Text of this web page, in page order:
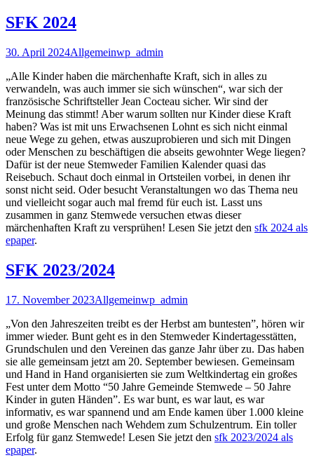
SFK 2024
30. April 2024Allgemeinwp_admin
„Alle Kinder haben die märchenhafte Kraft, sich in alles zu
verwandeln, was auch immer sie sich wünschen“, war sich der
französische Schriftsteller Jean Cocteau sicher. Wir sind der
Meinung das stimmt! Aber warum sollten nur Kinder diese Kraft
haben? Was ist mit uns Erwachsenen Lohnt es sich nicht einmal
neue Wege zu gehen, etwas auszuprobieren und sich mit Dingen
oder Menschen zu beschäftigen die abseits gewohnter Wege liegen?
Dafür ist der neue Stemweder Familien Kalender quasi das
Reisebuch. Schaut doch einmal in Ortsteilen vorbei, in denen ihr
sonst nicht seid. Oder besucht Veranstaltungen wo das Thema neu
und vielleicht sogar auch mal fremd für euch ist. Lasst uns
zusammen in ganz Stemwede versuchen etwas dieser
märchenhaften Kraft zu versprühen! Lesen Sie jetzt den sfk 2024 als
epaper.
SFK 2023/2024
17. November 2023Allgemeinwp_admin
„Von den Jahreszeiten treibt es der Herbst am buntesten”, hören wir
immer wieder. Bunt geht es in den Stemweder Kindertagesstätten,
Grundschulen und den Vereinen das ganze Jahr über zu. Das haben
sie alle gemeinsam jetzt am 20. September bewiesen. Gemeinsam
und Hand in Hand organisierten sie zum Weltkindertag ein großes
Fest unter dem Motto “50 Jahre Gemeinde Stemwede – 50 Jahre
Kinder in guten Händen”. Es war bunt, es war laut, es war
informativ, es war spannend und am Ende kamen über 1.000 kleine
und große Menschen nach Wehdem zum Schulzentrum. Ein toller
Erfolg für ganz Stemwede! Lesen Sie jetzt den sfk 2023/2024 als
epaper.